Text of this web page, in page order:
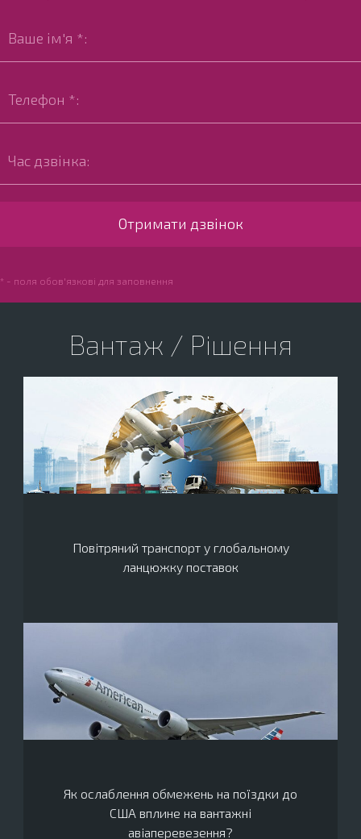
* - поля обов'язкові для заповнення
Вантаж / Рішення
Повітряний транспорт у глобальному
ланцюжку поставок
Як ослаблення обмежень на поїздки до
США вплине на вантажні
авіаперевезення?